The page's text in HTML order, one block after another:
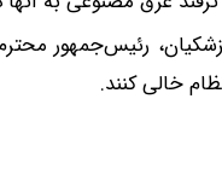
رئیس‌جمهور
خالی کنند.